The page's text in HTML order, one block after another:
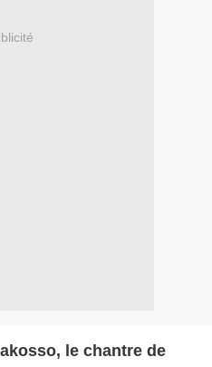
le chantre de